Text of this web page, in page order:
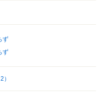
ず
ず
2）